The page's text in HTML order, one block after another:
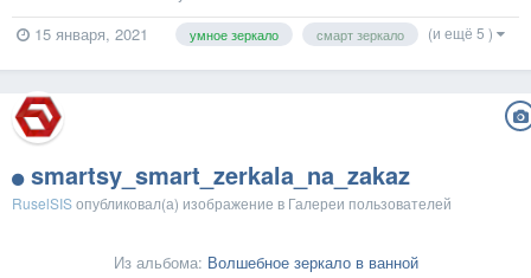
15 января, 2021
умное зеркало смарт зеркало (и ещё 5 )
smartsy_smart_zerkala_na_zakaz
RuselSISопубликовал(а) изображение в Галереи пользователей
Из альбома: Волшебное зеркало в ванной